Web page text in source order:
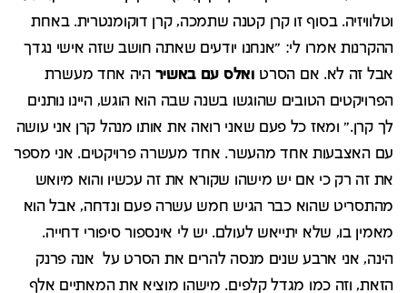
וטלוויזיה. בסוף זו קרן קטנה שתמכה, קרן דוקומנטרית. באחת
ההקרנות אמרו לי: "אנחנו יודעים שאתה חושב שזה אישי נגדך
אבל זה לא. אם הסרט ואלס עם באשיר היה אחד מעשרת
הפרויקטים הטובים שהוגשו בשנה שבה הוא הוגש, היינו נותנים
לך קרן." ומאז כל פעם שאני רואה את אותו מנהל קרן אני עושה
עם האצבעות אחד מהעשר. אחד מעשרה פרויקטים. אני מספר
את זה רק כי אם יש מישהו שקורא את זה עכשיו והוא מיואש
מהתסריט שהוא כבר הגיש חמש עשרה פעם ונדחה, אבל הוא
מאמין בו, שלא יתייאש לעולם. יש לי אינספור סיפורי דחייה.
הינה, אני ארבע שנים מנסה להרים את הסרט על אנה פרנק
הזאת, וזה כמו מגדל קלפים. מישהו מוציא את המאתיים אלף